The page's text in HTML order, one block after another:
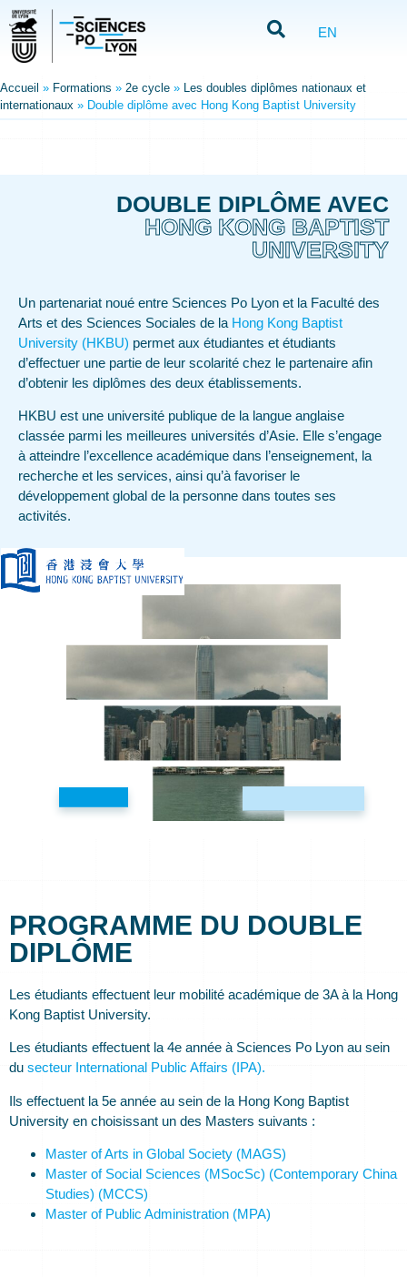
EN
Accueil » Formations » 2e cycle » Les doubles diplômes nationaux et
internationaux » Double diplôme avec Hong Kong Baptist University
DOUBLE DIPLÔME AVEC
HONG KONG BAPTIST
UNIVERSITY
Un partenariat noué entre Sciences Po Lyon et la Faculté des
Arts et des Sciences Sociales de la Hong Kong Baptist
University (HKBU) permet aux étudiantes et étudiants
d’effectuer une partie de leur scolarité chez le partenaire afin
d’obtenir les diplômes des deux établissements.
HKBU est une université publique de la langue anglaise
classée parmi les meilleures universités d’Asie. Elle s’engage
à atteindre l’excellence académique dans l’enseignement, la
recherche et les services, ainsi qu’à favoriser le
développement global de la personne dans toutes ses
activités.
PROGRAMME DU DOUBLE
DIPLÔME
Les étudiants effectuent leur mobilité académique de 3A à la Hong
Kong Baptist University.
Les étudiants effectuent la 4e année à Sciences Po Lyon au sein
du secteur International Public Affairs (IPA).
Ils effectuent la 5e année au sein de la Hong Kong Baptist
University en choisissant un des Masters suivants :
Master of Arts in Global Society (MAGS)
Master of Social Sciences (MSocSc) (Contemporary China
Studies) (MCCS)
Master of Public Administration (MPA)